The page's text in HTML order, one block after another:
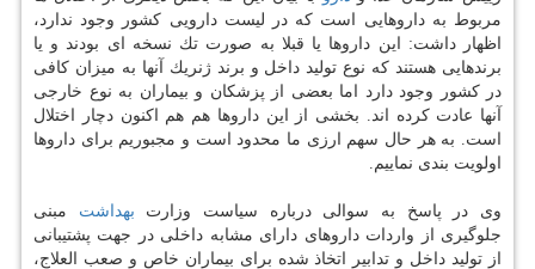
مربوط به داروهایی است كه در لیست دارویی كشور وجود ندارد،
اظهار داشت: این داروها یا قبلا به صورت تك نسخه ای بودند و یا
برندهایی هستند كه نوع تولید داخل و برند ژنریك آنها به میزان كافی
در كشور وجود دارد اما بعضی از پزشكان و بیماران به نوع خارجی
آنها عادت كرده اند. بخشی از این داروها هم هم اكنون دچار اختلال
است. به هر حال سهم ارزی ما محدود است و مجبوریم برای داروها
اولویت بندی نماییم.
وی در پاسخ به سوالی درباره سیاست وزارت بهداشت مبنی
جلوگیری از واردات داروهای دارای مشابه داخلی در جهت پشتیبانی
از تولید داخل و تدابیر اتخاذ شده برای بیماران خاص و صعب العلاج،